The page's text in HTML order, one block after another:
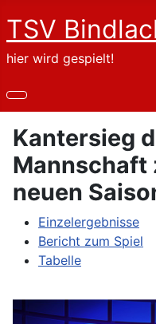
TSV
hier wird gespielt!
Kantersieg
Mannschaft
neuen
Einzelergebnisse
Bericht zum Spiel
Tabelle